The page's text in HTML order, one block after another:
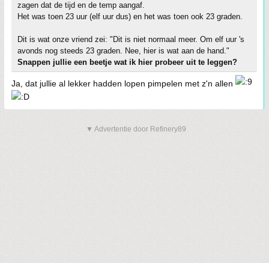
zagen dat de tijd en de temp aangaf.
Het was toen 23 uur (elf uur dus) en het was toen ook 23 graden.
Dit is wat onze vriend zei: "Dit is niet normaal meer. Om elf uur 's
avonds nog steeds 23 graden. Nee, hier is wat aan de hand."
Snappen jullie een beetje wat ik hier probeer uit te leggen?
Ja, dat jullie al lekker hadden lopen pimpelen met z'n allen
▼ Advertentie door Refinery89